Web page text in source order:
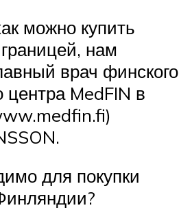
можно купить
нам
врач финского
центра MedFIN в
для покупки